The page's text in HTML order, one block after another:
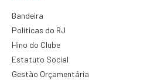
Bandeira
Políticas do RJ
Hino do Clube
Estatuto Social
Gestão Orçamentária